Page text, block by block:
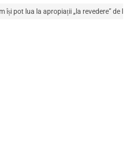
lua la apropiații „la revedere” de la…